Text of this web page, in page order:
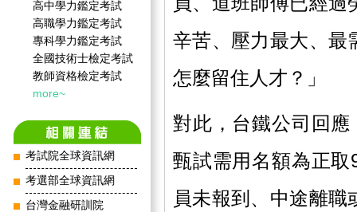
高中學力鑑定考試
高職學力鑑定考試
專科學力鑑定考試
全國技術士檢定考試
教師資格檢定考試
more~
考試院全球資訊網
考選部全球資訊網
台灣金融研訓院
辛苦、壓力最大、最
怎麼留住人才？」
對此，台鐵公司回
甄試需用名額為正
員未報到、中途離